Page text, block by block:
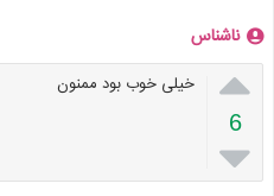
ناشناس

6

خیلی خوب بود ممنون